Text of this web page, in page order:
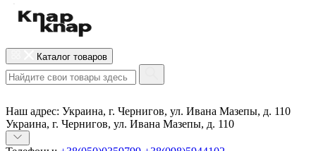
Каталог товаров
Наш адрес: Украина, г. Чернигов, ул. Ивана Мазепы, д. 110
Украина, г. Чернигов, ул. Ивана Мазепы, д. 110